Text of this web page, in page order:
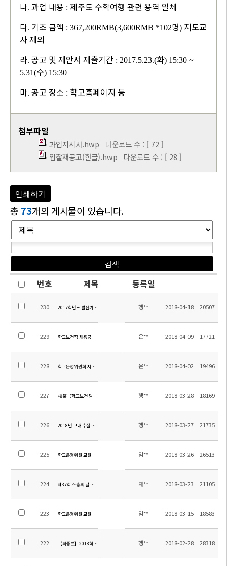
나. 과업 내용 : 제주도 수학여행 관련 용역 일체
다. 기초 금액 : 367,200RMB(3,600RMB *102명) 지도교
사 제외
라. 공고 및 제안서 제출기간 : 2017.5.23.(화) 15:30 ~
5.31(수) 15:30
마. 공고 장소 : 학교홈페이지 등
첨부파일
과업지시서.hwp 다운로드 수 : [ 72 ]
입찰재공고(한글).hwp 다운로드 수 : [ 28 ]
인쇄하기
총 73개의 게시물이 있습니다.
번호 제목 등록일
230 2017학년도 발전기금 도서구입목록 안내 행** 2018-04-18 20507
229 학교보건직 채용공고 수정 은** 2018-04-09 17721
228 학교운영위원회 지역위원 당선공고 은** 2018-04-02 19496
227 校醫（학교보건 담당직) 채용 공고 행** 2018-03-28 18169
226 2018년 교내 수질 검사 보고서 행** 2018-03-27 21735
225 학교운영위원 교원위원 당선 공고 임** 2018-03-26 26513
224 제37회 스승의 날 유공 포상 계획 채** 2018-03-23 21105
223 학교운영위원 교원위원 선출공고 및 홍보 임** 2018-03-15 18583
222 【최종본】2018학년도 1학기 스쿨버스차량탑승자 명단
행** 2018-02-28 28318